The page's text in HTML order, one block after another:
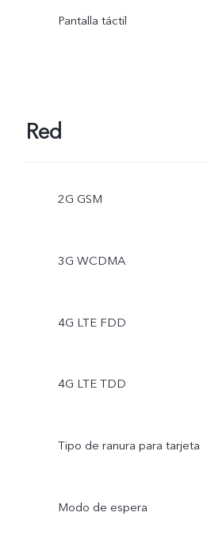
Pantalla táctil
Red
2G GSM
3G WCDMA
4G LTE FDD
4G LTE TDD
Tipo de ranura para tarjeta
Modo de espera